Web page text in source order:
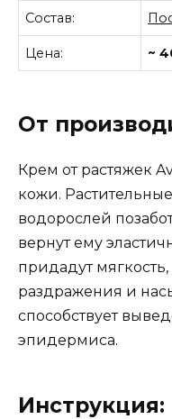
Состав:
Цена: ~
От
Крем от растяжек
кожи.
водорослей
вернут ему
придадут
раздражения и
способствует
эпидермиса.
Инструкция: